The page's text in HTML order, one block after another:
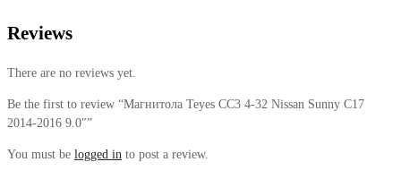
Reviews
There are no reviews yet.
Be the first to review “Магнитола Teyes CC3 4-32 Nissan Sunny C17
2014-2016 9.0″”
You must be logged in to post a review.